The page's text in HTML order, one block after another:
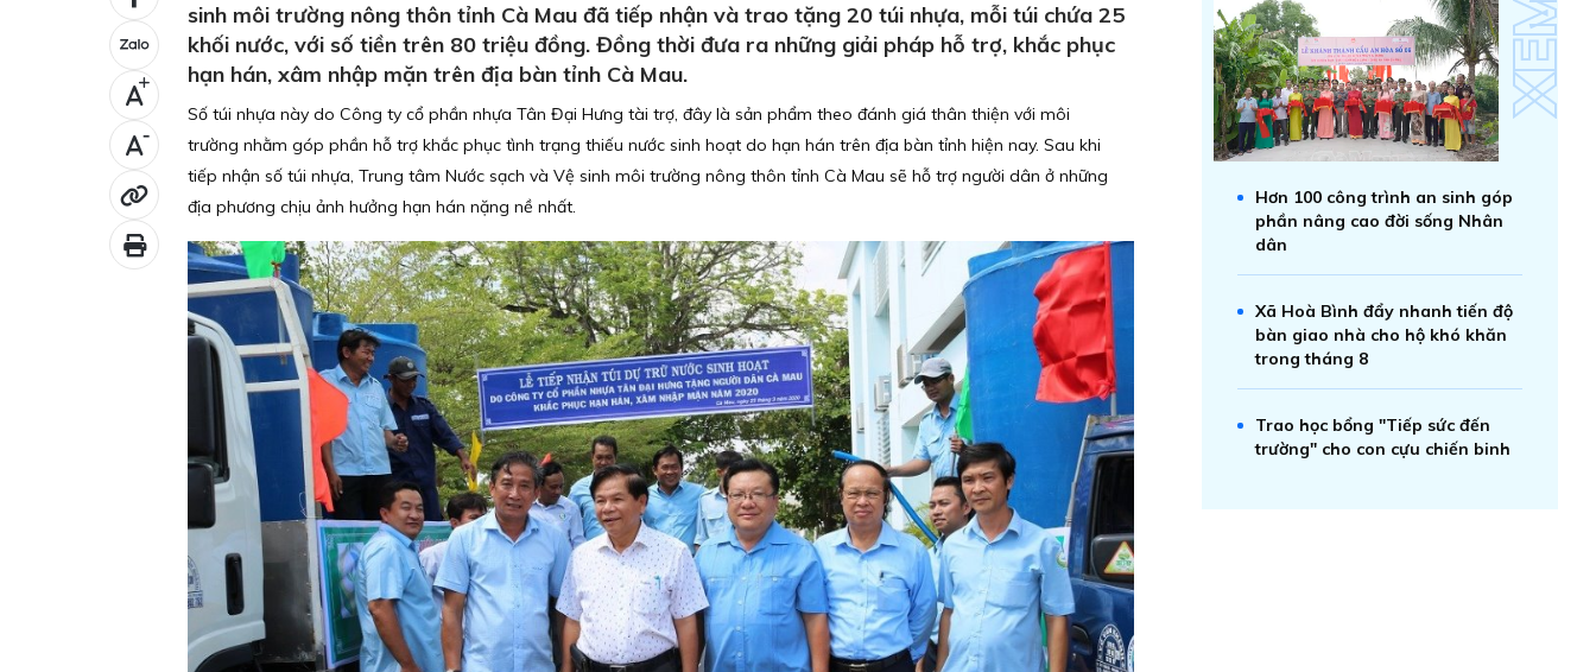
+
-
sinh môi trường nông thôn tỉnh Cà Mau đã tiếp nhận và trao tặng 20 túi nhựa, mỗi túi chứa 25
khối nước, với số tiền trên 80 triệu đồng. Đồng thời đưa ra những giải pháp hỗ trợ, khắc phục
hạn hán, xâm nhập mặn trên địa bàn tỉnh Cà Mau.
Số túi nhựa này do Công ty cổ phần nhựa Tân Đại Hưng tài trợ, đây là sản phẩm theo đánh giá thân thiện với môi
trường nhằm góp phần hỗ trợ khắc phục tình trạng thiếu nước sinh hoạt do hạn hán trên địa bàn tỉnh hiện nay. Sau khi
tiếp nhận số túi nhựa, Trung tâm Nước sạch và Vệ sinh môi trường nông thôn tỉnh Cà Mau sẽ hỗ trợ người dân ở những
địa phương chịu ảnh hưởng hạn hán nặng nề nhất.
Hơn 100 công trình an sinh góp
phần nâng cao đời sống Nhân
dân
Xã Hoà Bình đẩy nhanh tiến độ
bàn giao nhà cho hộ khó khăn
trong tháng 8
Trao học bổng "Tiếp sức đến
trường" cho con cựu chiến binh